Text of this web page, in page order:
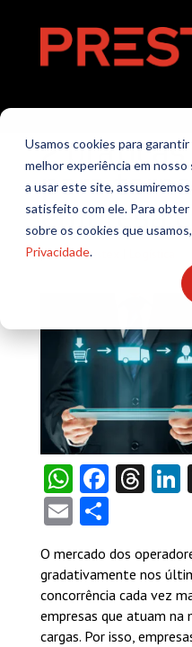
Usamos cookies para
melhor experiência em
a usar este site,
satisfeito com ele. Para obter
sobre os cookies que
Privacidade.
2
para
empresa
porTI Prestex
EmailShare
O mercado dos
gradativamente nos
concorrência cada vez
empresas que atuam na
cargas. Por isso,